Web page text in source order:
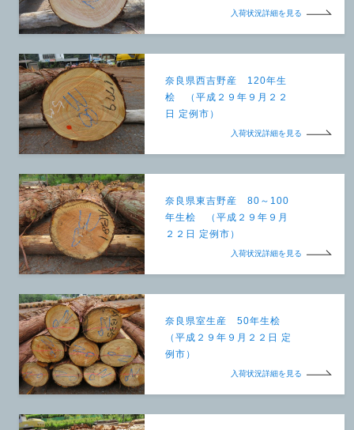
入荷状況詳細を見る
奈良県西吉野産 120年生
桧 （平成２９年９月２２
日 定例市）
入荷状況詳細を見る
奈良県東吉野産 80～100
年生桧 （平成２９年９月
２２日 定例市）
入荷状況詳細を見る
奈良県室生産 50年生桧
（平成２９年９月２２日 定
例市）
入荷状況詳細を見る